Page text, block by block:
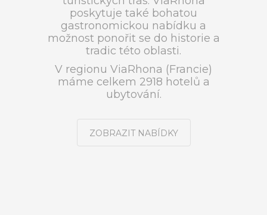
poskytuje také bohatou
gastronomickou nabídku a
možnost ponořit se do historie a
tradic této oblasti.
V regionu ViaRhona (Francie)
máme celkem 2918 hotelů a
ubytování.
ZOBRAZIT NABÍDKY